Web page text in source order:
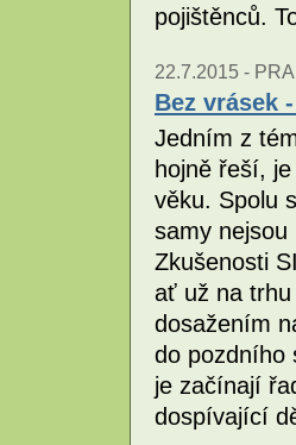
pojištěnců.
22.7.2015 -
Bez vrásek
Jedním z
hojně řeší,
věku. Spolu
samy
Zkušenosti
ať už na trhu
dosažením
do pozdního
je začínají
dospívající